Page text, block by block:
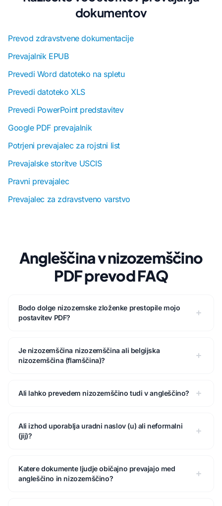
dokumentov
Prevod zdravstvene dokumentacije
Prevajalnik EPUB
Prevedi Word datoteko na spletu
Prevedi datoteko XLS
Prevedi PowerPoint predstavitev
Google PDF prevajalnik
Potrjeni prevajalec za rojstni list
Prevajalske storitve USCIS
Pravni prevajalec
Prevajalec za zdravstveno varstvo
Angleščina v nizozemščino
PDF prevod FAQ
Bodo dolge nizozemske zloženke prestopile mojo
postavitev PDF?
Je nizozemščina nizozemščina ali belgijska
nizozemščina (flamščina)?
Ali lahko prevedem nizozemščino tudi v angleščino?
Ali izhod uporablja uradni naslov (u) ali neformalni
(jij)?
Katere dokumente ljudje običajno prevajajo med
angleščino in nizozemščino?